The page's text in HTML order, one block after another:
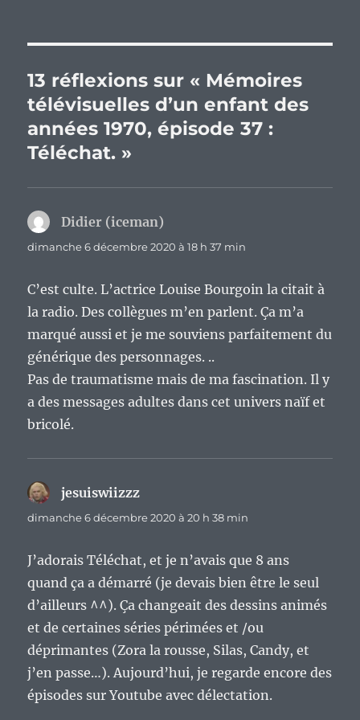
13 réflexions sur « Mémoires
télévisuelles d’un enfant des
années 1970, épisode 37 :
Téléchat. »
Didier (iceman)
dimanche 6 décembre 2020 à 18 h 37 min
C’est culte. L’actrice Louise Bourgoin la citait à
la radio. Des collègues m’en parlent. Ça m’a
marqué aussi et je me souviens parfaitement du
générique des personnages. ..
Pas de traumatisme mais de ma fascination. Il y
a des messages adultes dans cet univers naïf et
bricolé.
jesuiswiizzz
dimanche 6 décembre 2020 à 20 h 38 min
J’adorais Téléchat, et je n’avais que 8 ans
quand ça a démarré (je devais bien être le seul
d’ailleurs ^^). Ça changeait des dessins animés
et de certaines séries périmées et /ou
déprimantes (Zora la rousse, Silas, Candy, et
j’en passe…). Aujourd’hui, je regarde encore des
épisodes sur Youtube avec délectation.